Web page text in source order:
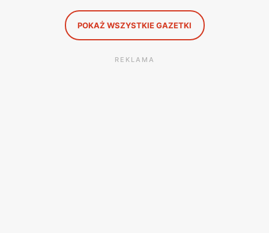
POKAŻ WSZYSTKIE GAZETKI
REKLAMA